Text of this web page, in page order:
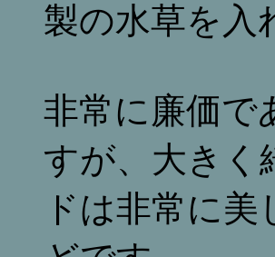
製の水草を入
非常に廉価で
すが、大きく
ドは非常に